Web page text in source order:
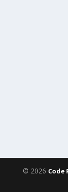
© 2026 Code